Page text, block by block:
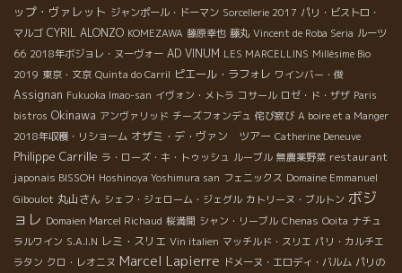
ップ・ヴァレット ジャンポール・ドーマン Sorcellerie 2017 パリ・ビストロ・
マルゴ CYRIL ALONZO KOMEZAWA 藤原幸也 藤丸 Vincent de Roba Seria ルーツ
66 2018年ボジョレ・ヌーヴォー AD VINUM LES MARCELLINS Millésime Bio
2019 東京・文京 Quinta do Carril ピエール・ラフォレ ワインバー・俊
Assignan Fukuoka Imao-san イヴォン・メトラ コサール ロゼ・ド・ザザ Paris
bistros Okinawa アンヴァリッド チーズフォンデュ 侘び寂び A boire et a Manger
2018年収穫・リショーム オザミ・デ・ヴァン ツアー Catherine Deneuve
Philippe Carrille ラ・ローズ・キ・トゥッシュ ルーブル 無農薬野菜 restaurant
japonais BISSOH Hoshinoya Yoshimura san フェニックス Domaine Emmanuel
Giboulot 丸山さん シェフ・ジェローム・ジェグル カトリーヌ・ブルトン ボジ
ョレ Domaien Marcel Richaud 桜満開 シャン・リーブル Chenas Ooita ナチュ
ラルワイン S.A.I.N レミ・スリエ Vin italien マッチルド・スリエ パリ・カルチエ
ラタン クロ・レオニヌ Marcel Lapierre ドメーヌ・エロディ・バルム パリの